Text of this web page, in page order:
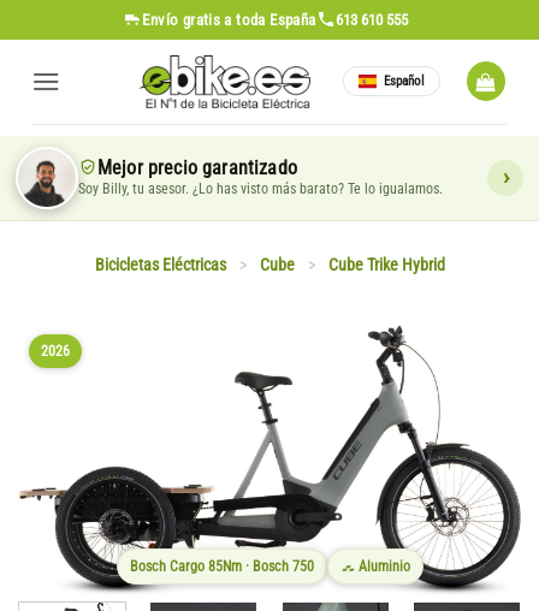
al
contenido
Envío gratis a toda España 613 610 555
Español
Mejor precio garantizado
Soy Billy, tu asesor. ¿Lo has visto más barato? Te lo igualamos.
Bicicletas Eléctricas > Cube > Cube Trike Hybrid
2026
Bosch Cargo 85Nm · Bosch 750 Aluminio